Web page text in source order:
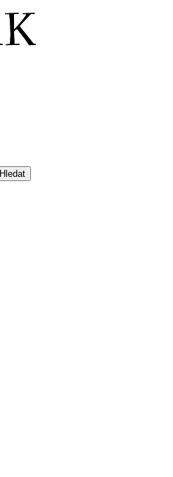
Hledat